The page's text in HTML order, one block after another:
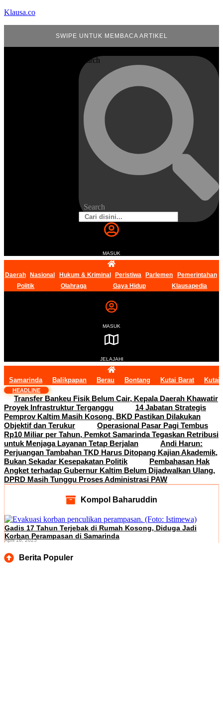
Klausa.co
SWIPE UNTUK MEMBACA ARTIKEL
Search
Search
MASUK
Daerah Nasional Hukum & Kriminal Peristiwa Parlemen
Pemerintahan
Politik
Olahraga Gaya Hidup Klausapedia
MASUK
JELAJAHI
Samarinda Balikpapan Berau Bontang Kutai Barat Kutai
HEADLINE
Transfer Bankeu Fisik Belum Cair, Kepala Daerah Khawatir
Proyek Infrastruktur Terganggu
14 Jabatan Strategis
Pemprov Kaltim Masih Kosong, BKD Pastikan Dilakukan
Objektif dan Terukur
Operasional Pasar Pagi Tembus
Rp10 Miliar per Tahun, Pemkot Samarinda Tegaskan Retribusi
untuk Menjaga Layanan Tetap Berjalan
Andi Harun:
Perjuangan Tambahan TKD Harus Ditopang Kajian Akademik,
Bukan Sekadar Kesepakatan Politik
Pembahasan Hak
Angket terhadap Gubernur Kaltim Belum Dijadwalkan Ulang,
DPRD Masih Tunggu Proses Administrasi PAW
Kompol Baharuddin
Gadis 17 Tahun Terjebak di Rumah Kosong, Diduga Jadi
Korban Perampasan di Samarinda
April 16, 2025
Berita Populer